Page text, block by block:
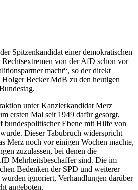
Spitzenkandidat einer demokratischen
Rechtsextremen von der AfD schon vor
macht“, so der direkt
Becker MdB zu den heutigen
unter Kanzlerkandidat Merz
ersten Mal seit 1949 dafür gesorgt,
bundespolitischer Ebene mit Hilfe von
Dieser Tabubruch widerspricht
Merz noch vor einigen Wochen machte,
zuzulassen, bei denen die
Mehrheitsbeschaffer sind. Die im
Bedenken der SPD und weiterer
ignoriert, Verhandlungen darüber
angeboten.